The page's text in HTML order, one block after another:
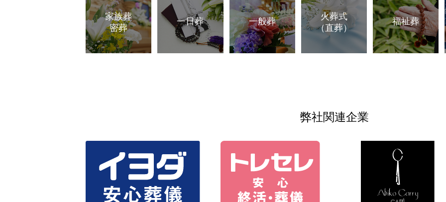
家族葬
密葬
一日葬 一般葬
火葬式
（直葬）
福祉葬
弊社関連企業